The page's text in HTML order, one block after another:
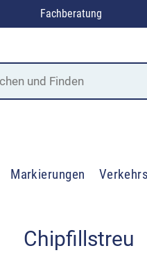
Fachberatung
Markierungen
Chipfillstreu